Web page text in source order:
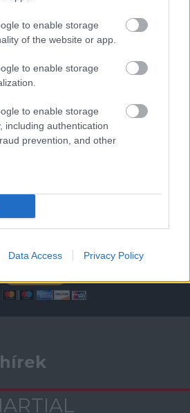
to enable storage
of the website or app.
to enable storage
to enable storage
including authentication
prevention, and other
Data Access Privacy Policy
United
2026-08-15 18:00
működését!